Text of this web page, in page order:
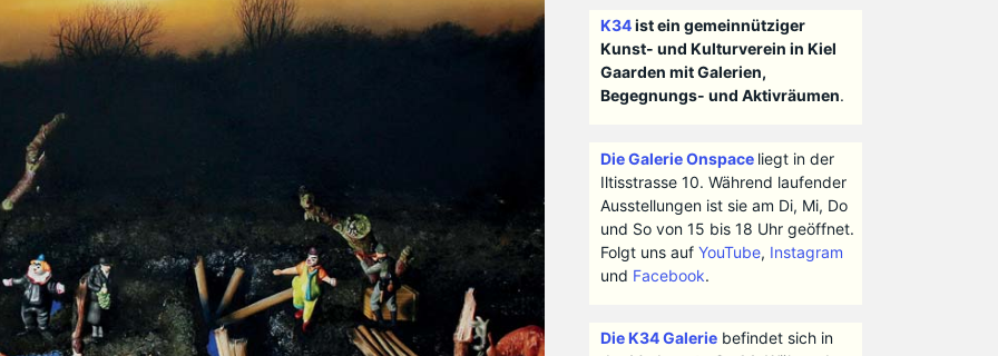
K34ist ein gemeinnütziger
Kunst- und Kulturverein in Kiel
Gaarden mit Galerien,
Begegnungs- und Aktivräumen.
Die Galerie Onspace liegt in der
Iltisstrasse 10. Während laufender
Ausstellungen ist sie am Di, Mi, Do
und So von 15 bis 18 Uhr geöffnet.
Folgt uns auf YouTube, Instagram
und Facebook.
Die K34 Galeriebefindet sich in